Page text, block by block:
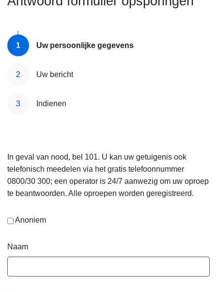
Uw persoonlijke gegevens
Uw bericht
Indienen
In geval van nood, bel 101. U kan uw getuigenis ook
telefonisch meedelen via het gratis telefoonnummer
0800/30 300; een operator is 24/7 aanwezig om uw oproep
te beantwoorden. Alle oproepen worden geregistreerd.
Anoniem
Naam